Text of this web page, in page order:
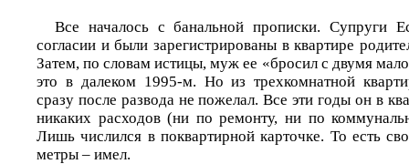
Все началось с банальной прописки. Супруги
согласии и были зарегистрированы в квартире
Затем, по словам истицы, муж ее «бросил с двумя
это в далеком 1995-м. Но из трехкомнатной
сразу после развода не пожелал. Все эти годы он в
никаких расходов (ни по ремонту, ни по
Лишь числился в поквартирной карточке. То есть
метры – имел.